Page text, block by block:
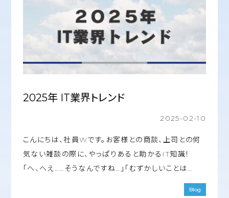
2025年 IT業界トレンド
2025-02-10
こんにちは、社員Wです。お客様との商談、上司との何
気ない雑談の際に、やっぱりあると助かるIT知識！
「へ、へえ……そうなんですね…」「むずかしいことは…
Blog